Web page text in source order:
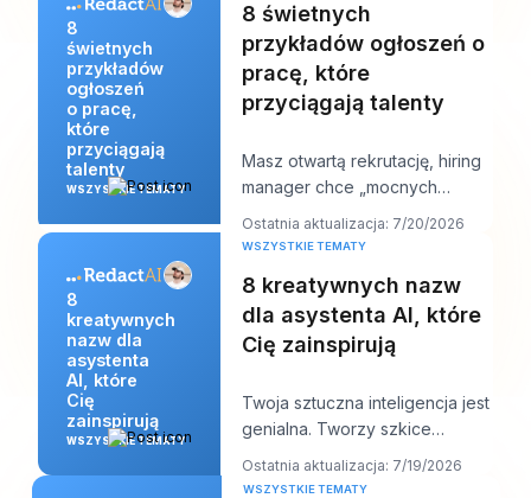
8
świetnych
przykładów
ogłoszeń
o pracę,
które
przyciągają
talenty
WSZYSTKIE TEMATY
8 świetnych
przykładów ogłoszeń o
pracę, które
przyciągają talenty
Masz otwartą rekrutację, hiring
manager chce „mocnych
kandydatów do przyszłego
tygodnia”, a Twoje og
Ostatnia aktualizacja: 7/20/2026
8
kreatywnych
nazw dla
asystenta
AI, które
Cię
zainspirują
WSZYSTKIE TEMATY
WSZYSTKIE TEMATY
8 kreatywnych nazw
dla asystenta AI, które
Cię zainspirują
Twoja sztuczna inteligencja jest
genialna. Tworzy szkice
szybciej niż Twój zespół,
odpowiada zwięźle
Ostatnia aktualizacja: 7/19/2026
WSZYSTKIE TEMATY